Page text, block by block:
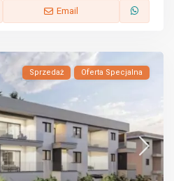
Email
Sprzedaż Oferta Specjalna